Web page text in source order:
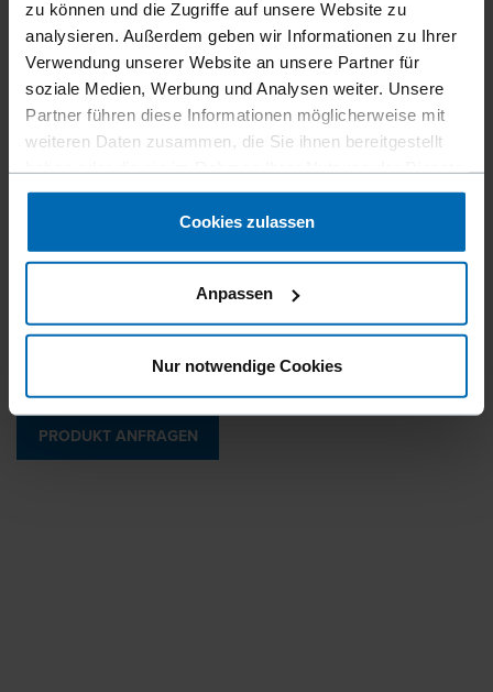
zu können und die Zugriffe auf unsere Website zu
analysieren. Außerdem geben wir Informationen zu Ihrer
Verwendung unserer Website an unsere Partner für
soziale Medien, Werbung und Analysen weiter. Unsere
Partner führen diese Informationen möglicherweise mit
weiteren Daten zusammen, die Sie ihnen bereitgestellt
gesammelt haben.
Cookies zulassen
Anpassen
Nur notwendige Cookies
Geräte// /Klammer­geräte///Standard­klammer­geräte///
Feindraht­klammer­geräte
F1B 50-16
Lange, schmale Nase für hervorragende Sicht auf die
Arbeit. Magazin zum Laden von unten.
PRODUKT ANFRAGEN